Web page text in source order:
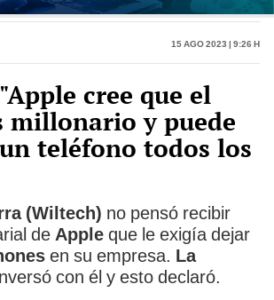
15 Ago 2023 | 9:26 h
cree que el
millonario y puede
teléfono todos los
(Wiltech) no pensó recibir
de Apple que le exigía dejar
en su empresa. La
con él y esto declaró.